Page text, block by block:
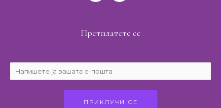
Претплатете се
ПРИКЛУЧИ СЕ